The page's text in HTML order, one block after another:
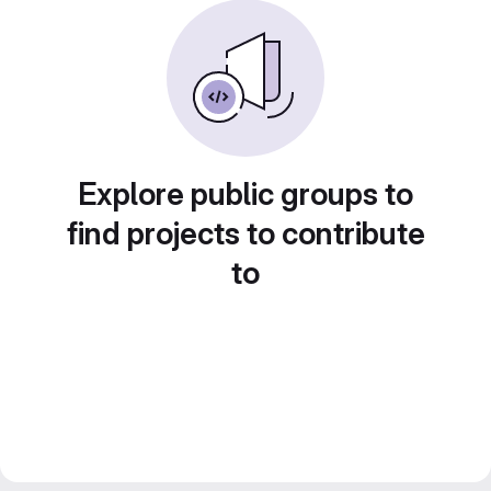
Explore public groups to
find projects to contribute
to